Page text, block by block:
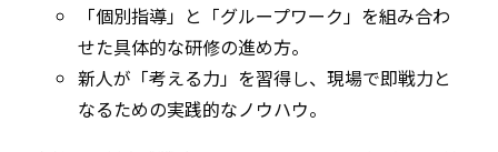
「個別指導」と「グループワーク」を組み合わ
せた具体的な研修の進め方。
新人が「考える力」を習得し、現場で即戦力と
なるための実践的なノウハウ。